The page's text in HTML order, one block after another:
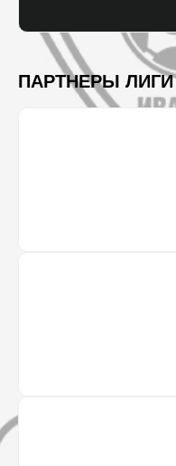
ПАРТНЕРЫ ЛИГИ